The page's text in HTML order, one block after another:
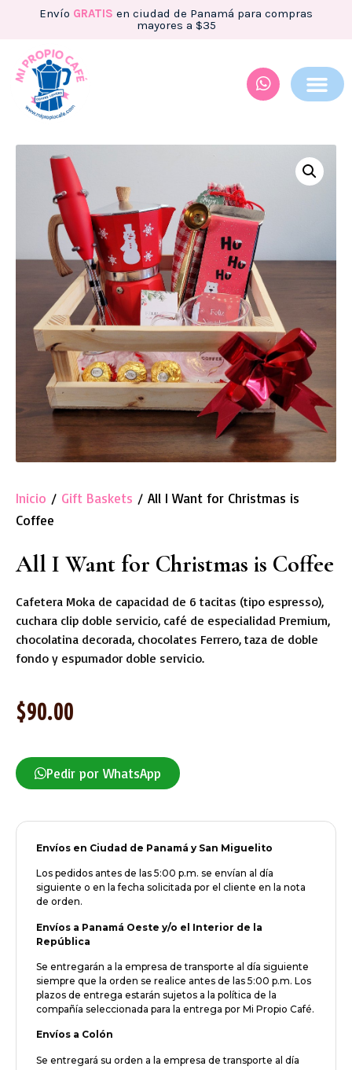
Envío GRATIS en ciudad de Panamá para compras
mayores a $35
Inicio / Gift Baskets / All I Want for Christmas is
Coffee
All I Want for Christmas is Coffee
Cafetera Moka de capacidad de 6 tacitas (tipo espresso),
cuchara clip doble servicio, café de especialidad Premium,
chocolatina decorada, chocolates Ferrero, taza de doble
fondo y espumador doble servicio.
$90.00
Pedir por WhatsApp
Envíos en Ciudad de Panamá y San Miguelito
Los pedidos antes de las 5:00 p.m. se envían al día
siguiente o en la fecha solicitada por el cliente en la nota
de orden.
Envíos a Panamá Oeste y/o el Interior de la
República
Se entregarán a la empresa de transporte al día siguiente
siempre que la orden se realice antes de las 5:00 p.m. Los
plazos de entrega estarán sujetos a la política de la
compañía seleccionada para la entrega por Mi Propio Café.
Envíos a Colón
Se entregará su orden a la empresa de transporte al día